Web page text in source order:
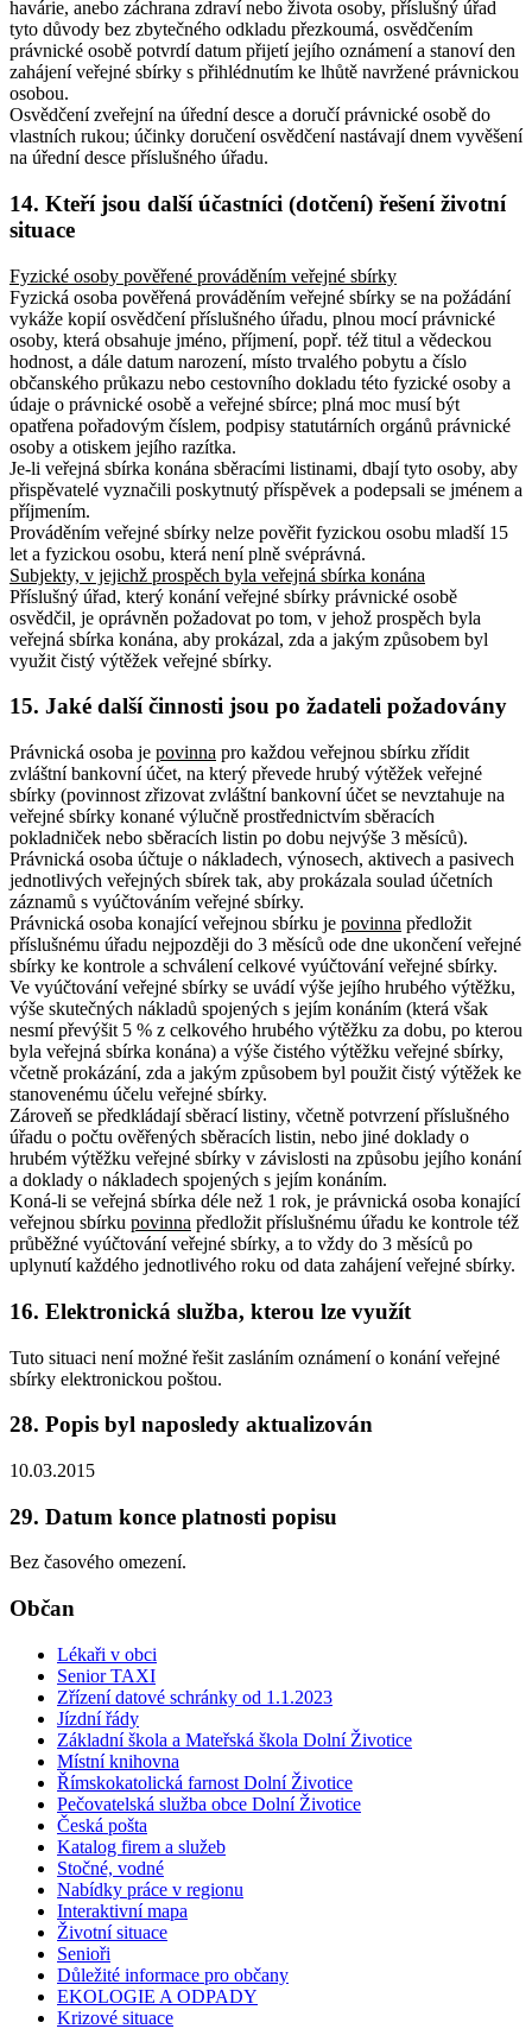
havárie, anebo záchrana zdraví nebo života osoby, příslušný úřad
tyto důvody bez zbytečného odkladu přezkoumá, osvědčením
právnické osobě potvrdí datum přijetí jejího oznámení a stanoví den
zahájení veřejné sbírky s přihlédnutím ke lhůtě navržené právnickou
osobou.
Osvědčení zveřejní na úřední desce a doručí právnické osobě do
vlastních rukou; účinky doručení osvědčení nastávají dnem vyvěšení
na úřední desce příslušného úřadu.
14. Kteří jsou další účastníci (dotčení) řešení životní
situace
Fyzické osoby pověřené prováděním veřejné sbírky
Fyzická osoba pověřená prováděním veřejné sbírky se na požádání
vykáže kopií osvědčení příslušného úřadu, plnou mocí právnické
osoby, která obsahuje jméno, příjmení, popř. též titul a vědeckou
hodnost, a dále datum narození, místo trvalého pobytu a číslo
občanského průkazu nebo cestovního dokladu této fyzické osoby a
údaje o právnické osobě a veřejné sbírce; plná moc musí být
opatřena pořadovým číslem, podpisy statutárních orgánů právnické
osoby a otiskem jejího razítka.
Je-li veřejná sbírka konána sběracími listinami, dbají tyto osoby, aby
přispěvatelé vyznačili poskytnutý příspěvek a podepsali se jménem a
příjmením.
Prováděním veřejné sbírky nelze pověřit fyzickou osobu mladší 15
let a fyzickou osobu, která není plně svéprávná.
Subjekty, v jejichž prospěch byla veřejná sbírka konána
Příslušný úřad, který konání veřejné sbírky právnické osobě
osvědčil, je oprávněn požadovat po tom, v jehož prospěch byla
veřejná sbírka konána, aby prokázal, zda a jakým způsobem byl
využit čistý výtěžek veřejné sbírky.
15. Jaké další činnosti jsou po žadateli požadovány
Právnická osoba je povinna pro každou veřejnou sbírku zřídit
zvláštní bankovní účet, na který převede hrubý výtěžek veřejné
sbírky (povinnost zřizovat zvláštní bankovní účet se nevztahuje na
veřejné sbírky konané výlučně prostřednictvím sběracích
pokladniček nebo sběracích listin po dobu nejvýše 3 měsíců).
Právnická osoba účtuje o nákladech, výnosech, aktivech a pasivech
jednotlivých veřejných sbírek tak, aby prokázala soulad účetních
záznamů s vyúčtováním veřejné sbírky.
Právnická osoba konající veřejnou sbírku je povinna předložit
příslušnému úřadu nejpozději do 3 měsíců ode dne ukončení veřejné
sbírky ke kontrole a schválení celkové vyúčtování veřejné sbírky.
Ve vyúčtování veřejné sbírky se uvádí výše jejího hrubého výtěžku,
výše skutečných nákladů spojených s jejím konáním (která však
nesmí převýšit 5 % z celkového hrubého výtěžku za dobu, po kterou
byla veřejná sbírka konána) a výše čistého výtěžku veřejné sbírky,
včetně prokázání, zda a jakým způsobem byl použit čistý výtěžek ke
stanovenému účelu veřejné sbírky.
Zároveň se předkládají sběrací listiny, včetně potvrzení příslušného
úřadu o počtu ověřených sběracích listin, nebo jiné doklady o
hrubém výtěžku veřejné sbírky v závislosti na způsobu jejího konání
a doklady o nákladech spojených s jejím konáním.
Koná-li se veřejná sbírka déle než 1 rok, je právnická osoba konající
veřejnou sbírku povinna předložit příslušnému úřadu ke kontrole též
průběžné vyúčtování veřejné sbírky, a to vždy do 3 měsíců po
uplynutí každého jednotlivého roku od data zahájení veřejné sbírky.
16. Elektronická služba, kterou lze využít
Tuto situaci není možné řešit zasláním oznámení o konání veřejné
sbírky elektronickou poštou.
28. Popis byl naposledy aktualizován
10.03.2015
29. Datum konce platnosti popisu
Bez časového omezení.
Občan
Lékaři v obci
Senior TAXI
Zřízení datové schránky od 1.1.2023
Jízdní řády
Základní škola a Mateřská škola Dolní Životice
Místní knihovna
Římskokatolická farnost Dolní Životice
Pečovatelská služba obce Dolní Životice
Česká pošta
Katalog firem a služeb
Stočné, vodné
Nabídky práce v regionu
Interaktivní mapa
Životní situace
Senioři
Důležité informace pro občany
EKOLOGIE A ODPADY
Krizové situace